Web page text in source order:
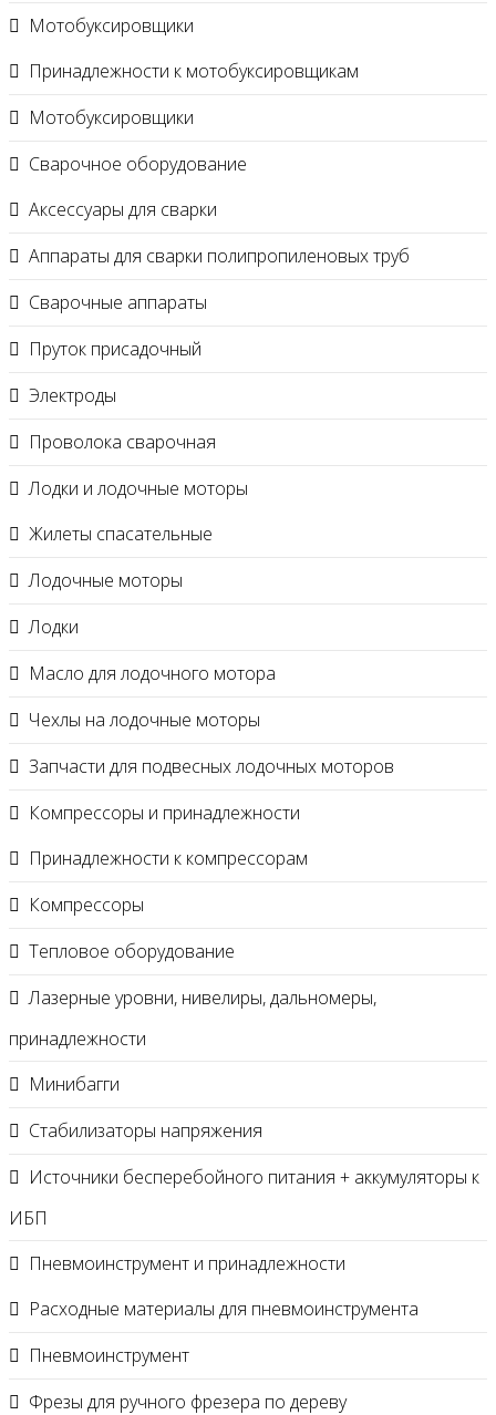
Мотобуксировщики
Принадлежности к мотобуксировщикам
Мотобуксировщики
Сварочное оборудование
Аксессуары для сварки
Аппараты для сварки полипропиленовых труб
Сварочные аппараты
Пруток присадочный
Электроды
Проволока сварочная
Лодки и лодочные моторы
Жилеты спасательные
Лодочные моторы
Лодки
Масло для лодочного мотора
Чехлы на лодочные моторы
Запчасти для подвесных лодочных моторов
Компрессоры и принадлежности
Принадлежности к компрессорам
Компрессоры
Тепловое оборудование
Лазерные уровни, нивелиры, дальномеры,
принадлежности
Минибагги
Стабилизаторы напряжения
Источники бесперебойного питания + аккумуляторы к
ИБП
Пневмоинструмент и принадлежности
Расходные материалы для пневмоинструмента
Пневмоинструмент
Фрезы для ручного фрезера по дереву